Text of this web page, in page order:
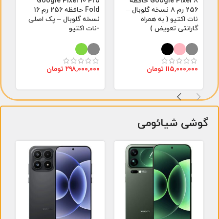
256 رم 8 نسخه گلوبال –
نات اکتیو ( به همراه
گارانتی تعویض )
۱۱۵,۰۰۰,۰۰۰ تومان
Fold حافظه 256 رم 16
نسخه گلوبال – پک اصلی
-نات اکتیو
۲۹۸,۰۰۰,۰۰۰ تومان
گوشی شیائومی